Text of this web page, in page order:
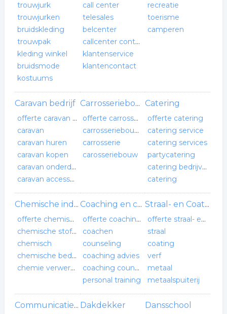
trouwjurk
trouwjurken
bruidskleding
trouwpak
kleding winkel
bruidsmode
kostuums
call center
telesales
belcenter
callcenter contact
klantenservice
klantencontact
recreatie
toerisme
camperen
Caravan bedrijf
offerte caravan bedrijf
caravan
caravan huren
caravan kopen
caravan onderdelen
caravan accessoires
Carrosseriebouwer
offerte carrosseriebouwer
carrosseriebouwers
carrosserie
carosseriebouw
Catering
offerte catering
catering service
catering services
partycatering
catering bedrijven
catering
Chemische industrie
offerte chemische industrie
chemische stoffen
chemisch
chemische bedrijven
chemie verwerking
Coaching en counseling
offerte coaching en counseling
coachen
counseling
coaching advies
coaching counseling
personal training
Straal- en Coatingbedrijf
offerte straal- en coatingbedrijf
straal
coating
verf
metaal
metaalspuiterij
Communicatie bureau Dakdekker Dansschool